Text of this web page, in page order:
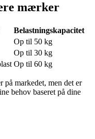
mærker
Belastningskapacitet
Op til 50 kg
Op til 30 kg
Op til 60 kg
på markedet, men det er
behov baseret på dine